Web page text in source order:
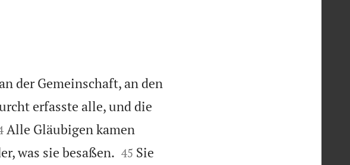
der Gemeinschaft, an den
erfasste alle, und die
Alle Gläubigen kamen
was sie besaßen.
45 Sie